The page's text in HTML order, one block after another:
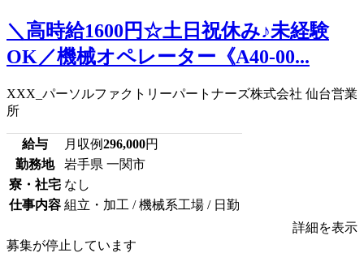
＼高時給1600円☆土日祝休み♪未経験
OK／機械オペレーター《A40-00...
XXX_パーソルファクトリーパートナーズ株式会社 仙台営業
所
給与 月収例296,000円
勤務地
岩手県 一関市
寮・社宅 なし
仕事内容 組立・加工 / 機械系工場 / 日勤
詳細を表示
募集が停止しています